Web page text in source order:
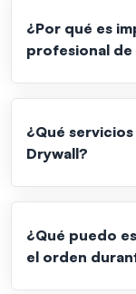
¿Por qué es
profesional de
¿Qué
Drywall?
¿Qué puedo
el orden